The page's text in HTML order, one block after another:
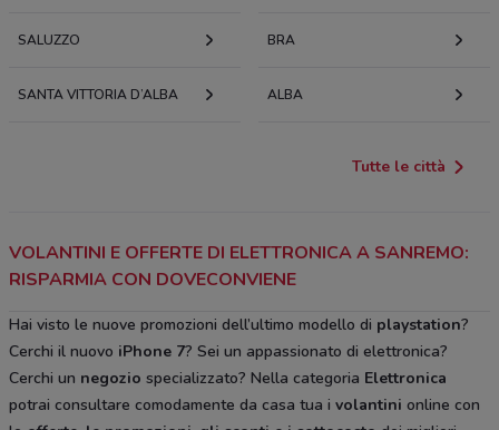
SALUZZO BRA
SANTA VITTORIA D’ALBA ALBA
Tutte le città
VOLANTINI E OFFERTE DI ELETTRONICA A SANREMO:
RISPARMIA CON DOVECONVIENE
Hai visto le nuove promozioni dell’ultimo modello di playstation?
Cerchi il nuovo iPhone 7? Sei un appassionato di elettronica?
Cerchi un negozio specializzato? Nella categoria Elettronica
potrai consultare comodamente da casa tua i volantini online con